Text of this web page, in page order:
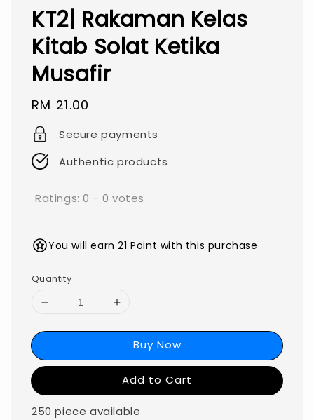
KT2| Rakaman Kelas
Kitab Solat Ketika
Musafir
Regular
price
RM 21.00
Secure payments
Authentic products
Ratings:0 - 0 votes
You will earn 21 Point with this purchase
Quantity
Buy Now
Add to Cart
250 piece available